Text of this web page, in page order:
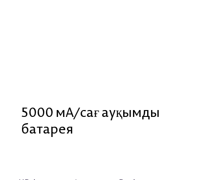
5000 мА/сағ ауқымды
батарея